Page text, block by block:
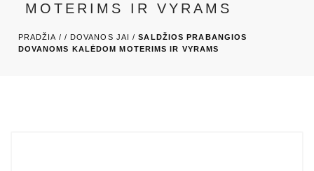
MOTERIMS IR VYRAMS
PRADŽIA / / DOVANOS JAI /SALDŽIOS PRABANGIOS
DOVANOMS KALĖDOM MOTERIMS IR VYRAMS